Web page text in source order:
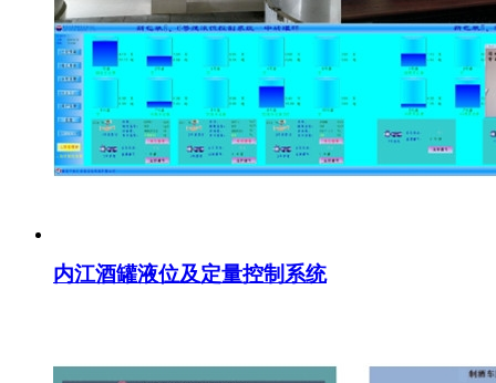
内江酒罐液位及定量控制系统